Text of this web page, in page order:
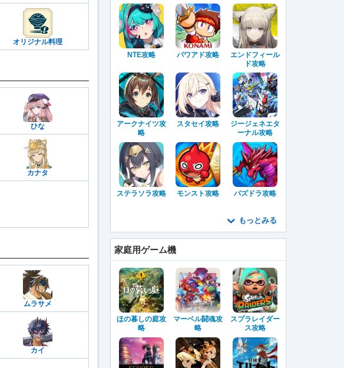
オリジナル料理
ひな
カナタ
ムラサメ
カイ
NTE攻略 パワアド攻略
エンドフィール
ド攻略
アークナイツ攻
略
スタセイ攻略
ジージェネエタ
ーナル攻略
ステラソラ攻略 モンスト攻略 パズドラ攻略
もっとみる
家庭用ゲーム機
ほの暮しの庭攻
略
マーベル闘魂攻
略
スプラレイダー
ス攻略